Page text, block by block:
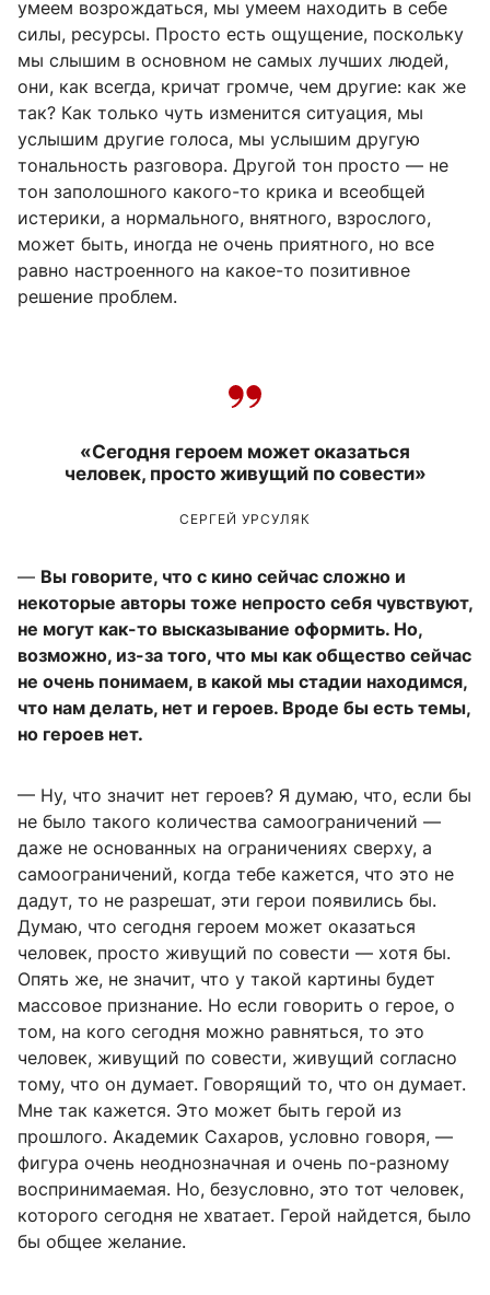
умеем возрождаться, мы умеем находить в себе
силы, ресурсы. Просто есть ощущение, поскольку
мы слышим в основном не самых лучших людей,
они, как всегда, кричат громче, чем другие: как же
так? Как только чуть изменится ситуация, мы
услышим другие голоса, мы услышим другую
тональность разговора. Другой тон просто — не
тон заполошного какого-то крика и всеобщей
истерики, а нормального, внятного, взрослого,
может быть, иногда не очень приятного, но все
равно настроенного на какое-то позитивное
решение проблем.
«Сегодня героем может оказаться
человек, просто живущий по совести»
СЕРГЕЙ УРСУЛЯК
— Вы говорите, что с кино сейчас сложно и
некоторые авторы тоже непросто себя чувствуют,
не могут как-то высказывание оформить. Но,
возможно, из-за того, что мы как общество сейчас
не очень понимаем, в какой мы стадии находимся,
что нам делать, нет и героев. Вроде бы есть темы,
но героев нет.
— Ну, что значит нет героев? Я думаю, что, если бы
не было такого количества самоограничений —
даже не основанных на ограничениях сверху, а
самоограничений, когда тебе кажется, что это не
дадут, то не разрешат, эти герои появились бы.
Думаю, что сегодня героем может оказаться
человек, просто живущий по совести — хотя бы.
Опять же, не значит, что у такой картины будет
массовое признание. Но если говорить о герое, о
том, на кого сегодня можно равняться, то это
человек, живущий по совести, живущий согласно
тому, что он думает. Говорящий то, что он думает.
Мне так кажется. Это может быть герой из
прошлого. Академик Сахаров, условно говоря, —
фигура очень неоднозначная и очень по-разному
воспринимаемая. Но, безусловно, это тот человек,
которого сегодня не хватает. Герой найдется, было
бы общее желание.